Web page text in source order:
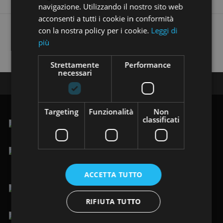
Trovi i nostri annunci anche su:
Seguici su:
.Via Vittorio Veneto 123/125, 19124 La Spezia (SP)
sab 9.00-19.30
+39 0187 484949/ +39 366 8205088
navigazione. Utilizzando il nostro sito web
acconsenti a tutti i cookie in conformità
con la nostra policy per i cookie. Leggi di
più
Strettamente
necessari
Performance
Targeting Funzionalità
Non
classificati
ACCETTA TUTTO
RIFIUTA TUTTO